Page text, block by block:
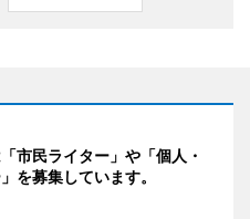
市民ライター」や「個人・
を募集しています。